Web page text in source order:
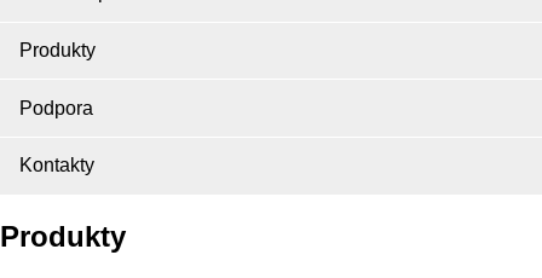
Produkty
Podpora
Kontakty
Produkty